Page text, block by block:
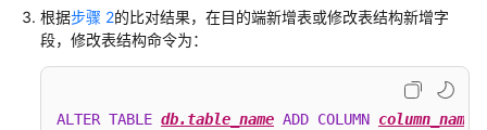
根据步骤 2的比对结果，在目的端新增表或修改表结构新增字
段，修改表结构命令为：
ALTER TABLE db.table_name ADD COLUMN column_name